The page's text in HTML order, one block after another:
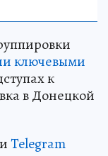
ключевыми
к
в Донецкой
иTelegram